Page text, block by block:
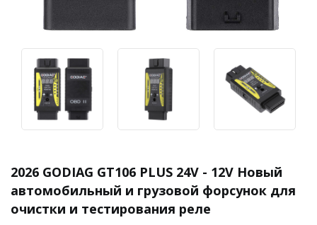
2026 GODIAG GT106 PLUS 24V - 12V Новый
автомобильный и грузовой форсунок для
очистки и тестирования реле